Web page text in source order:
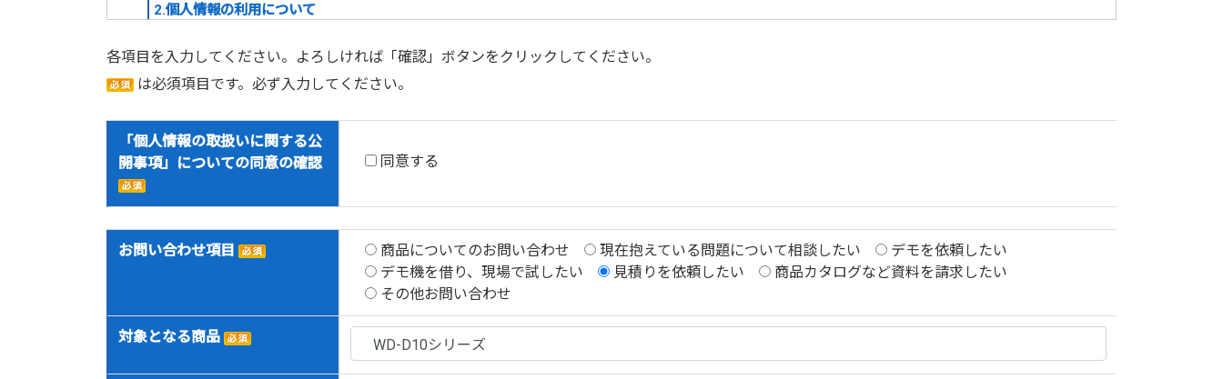
2.個人情報の利用について
3.個人情報の第三者提供について
ます。
法令に基づく場合
該事務の遂行に支障を及ぼすおそれがあるとき。
当社は、お客様の個人情報につきましてはご本人様からの開示請求に対応いたします。
開示請求は、郵送によるご請求とさせていただきます。
各項目を入力してください。よろしければ「確認」ボタンをクリックしてください。
は必須項目です。必ず入力してください。
「個人情報の取扱いに関する公
開事項」についての同意の確認
同意する
お問い合わせ項目 商品についてのお問い合わせ 現在抱えている問題について相談したい
デモを依頼したい
デモ機を借り、現場で試したい
見積りを依頼したい
商品カタログなど資料を請求したい
その他お問い合わせ
対象となる商品